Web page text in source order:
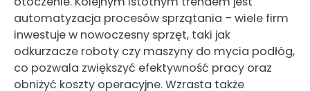
automatyzacja procesów sprzątania – wiele firm
inwestuje w nowoczesny sprzęt, taki jak
odkurzacze roboty czy maszyny do mycia podłóg,
co pozwala zwiększyć efektywność pracy oraz
obniżyć koszty operacyjne. Wzrasta także